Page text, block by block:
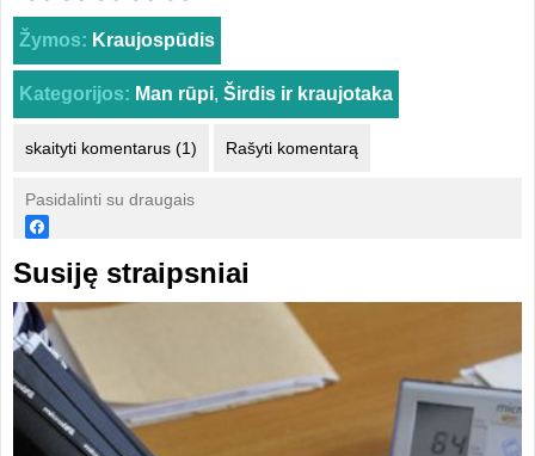
Žymos: Kraujospūdis
Kategorijos: Man rūpi, Širdis ir kraujotaka
skaityti komentarus (1) Rašyti komentarą
Pasidalinti su draugais
Susiję straipsniai